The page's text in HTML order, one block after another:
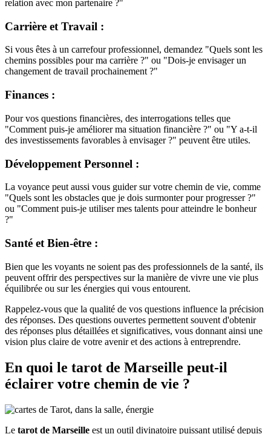
relation avec mon partenaire ?"
Carrière et Travail :
Si vous êtes à un carrefour professionnel, demandez "Quels sont les
chemins possibles pour ma carrière ?" ou "Dois-je envisager un
changement de travail prochainement ?"
Finances :
Pour vos questions financières, des interrogations telles que
"Comment puis-je améliorer ma situation financière ?" ou "Y a-t-il
des investissements favorables à envisager ?" peuvent être utiles.
Développement Personnel :
La voyance peut aussi vous guider sur votre chemin de vie, comme
"Quels sont les obstacles que je dois surmonter pour progresser ?"
ou "Comment puis-je utiliser mes talents pour atteindre le bonheur
?"
Santé et Bien-être :
Bien que les voyants ne soient pas des professionnels de la santé, ils
peuvent offrir des perspectives sur la manière de vivre une vie plus
équilibrée ou sur les énergies qui vous entourent.
Rappelez-vous que la qualité de vos questions influence la précision
des réponses. Des questions ouvertes permettent souvent d'obtenir
des réponses plus détaillées et significatives, vous donnant ainsi une
vision plus claire de votre avenir et des actions à entreprendre.
En quoi le tarot de Marseille peut-il
éclairer votre chemin de vie ?
Le tarot de Marseille est un outil divinatoire puissant utilisé depuis